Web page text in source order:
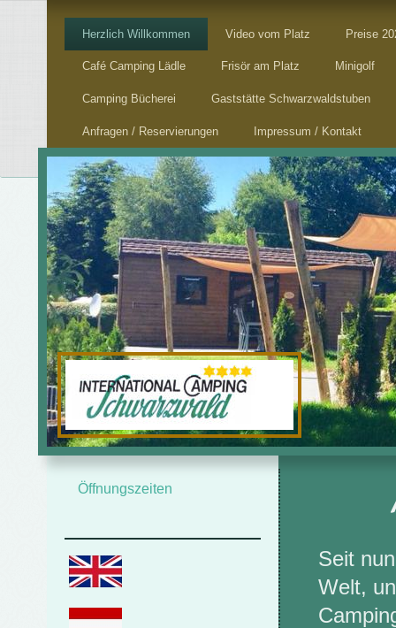
Herzlich Willkommen Video vom Platz Preise
Café Camping Lädle Frisör am Platz Minigolf
Camping Bücherei Gaststätte Schwarzwaldstuben
Anfragen / Reservierungen Impressum / Kontakt
Seit
Welt,
Öffnungszeiten